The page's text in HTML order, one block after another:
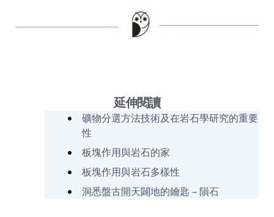
延伸閱讀
礦物分選方法技術及在岩石學研究的重要
性
板塊作用與岩石的家
板塊作用與岩石多樣性
洞悉盤古開天闢地的鑰匙 – 隕石